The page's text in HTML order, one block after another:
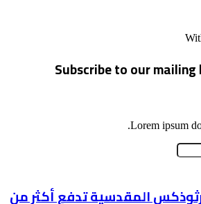
Subscribe to our
Lorem ipsum
المقدسية تدفع أكثر من